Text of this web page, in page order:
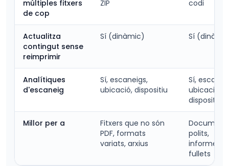
múltiples fitxers
de cop
ZIP codi
Actualitza
contingut sense
reimprimir
Sí (dinàmic) Sí
Analítiques
d'escaneig
Sí, escaneigs,
ubicació, dispositiu
Sí,
ubicació,
dispositiu
Millor per a
Fitxers que no són
PDF, formats
variats, arxius
polits,
informes,
fullets